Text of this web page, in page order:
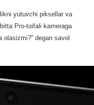
yutuvchi piksellar va
Pro-toifali kameraga
olasizmi?” degan savol